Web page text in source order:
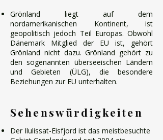
Grönland liegt auf dem
nordamerikanischen Kontinent, ist
geopolitisch jedoch Teil Europas. Obwohl
Dänemark Mitglied der EU ist, gehört
Grönland nicht dazu. Grönland gehört zu
den sogenannten überseeischen Ländern
und Gebieten (ÜLG), die besondere
Beziehungen zur EU unterhalten.
Sehenswürdigkeiten
Der Ilulissat-Eisfjord ist das meistbesuchte